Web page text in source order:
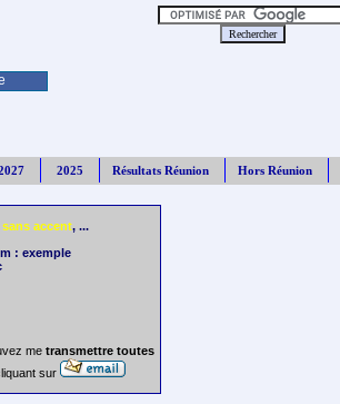
2025 Résultats Réunion Hors Réunion
sans accent, ...
: exemple
me transmettre toutes
sur